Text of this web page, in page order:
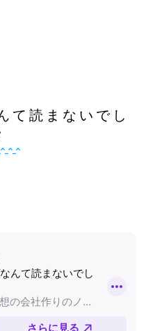
て読まないでし